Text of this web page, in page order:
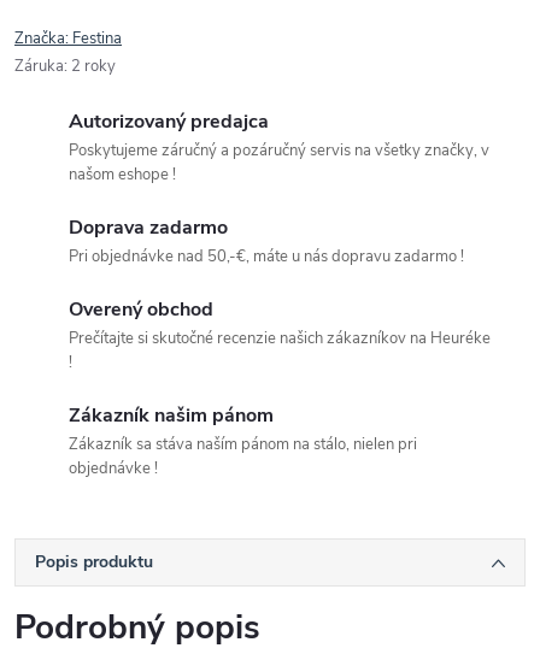
Značka: Festina
Záruka: 2 roky
Autorizovaný predajca
Poskytujeme záručný a pozáručný servis na všetky značky, v
našom eshope !
Doprava zadarmo
Pri objednávke nad 50,-€, máte u nás dopravu zadarmo !
Overený obchod
Prečítajte si skutočné recenzie našich zákazníkov na Heuréke
!
Zákazník našim pánom
Zákazník sa stáva naším pánom na stálo, nielen pri
objednávke !
Popis produktu
Podrobný popis